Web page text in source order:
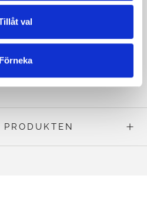
val
Förneka
en positiv lätthet på ca 0 - 10